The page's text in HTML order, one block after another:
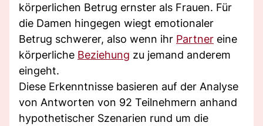
körperlichen Betrug ernster als Frauen. Für
die Damen hingegen wiegt emotionaler
Betrug schwerer, also wenn ihr Partner eine
körperliche Beziehung zu jemand anderem
eingeht.
Diese Erkenntnisse basieren auf der Analyse
von Antworten von 92 Teilnehmern anhand
hypothetischer Szenarien rund um die